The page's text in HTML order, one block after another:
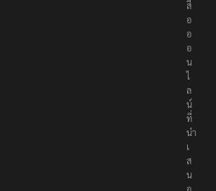
ป็
น
สื่
อ
อ
อ
น
ไ
ล
น์
ที่
นำ
เ